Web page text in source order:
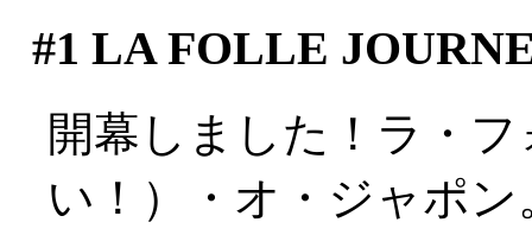
#1 LA FOLLE
開幕しました！ラ・
い！）・オ・ジャポン